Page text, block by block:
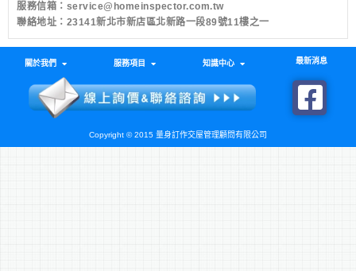
服務信箱： service@homeinspector.com.tw
聯絡地址：23141新北市新店區北新路一段89號11樓之一
關於我們 服務項目 知識中心 最新消息
Copyright © 2015 量身訂作交屋管理顧問有限公司